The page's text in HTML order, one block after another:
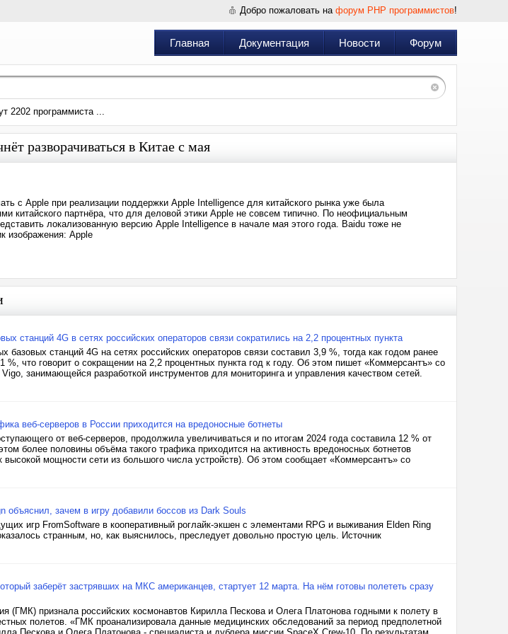
Добро пожаловать на форум PHP программистов!
Главная Документация Новости Форум
2202 программиста ...
разворачиваться в Китае с мая
с Apple при реализации поддержки Apple Intelligence для китайского рынка уже была
китайского партнёра, что для деловой этики Apple не совсем типично. По неофициальным
локализованную версию Apple Intelligence в начале мая этого года. Baidu тоже не
изображения: Apple
станций 4G в сетях российских операторов связи сократились на 2,2 процентных пункта
базовых станций 4G на сетях российских операторов связи составил 3,9 %, тогда как годом ранее
%, что говорит о сокращении на 2,2 процентных пункта год к году. Об этом пишет «Коммерсантъ» со
занимающейся разработкой инструментов для мониторинга и управления качеством сетей.
веб-серверов в России приходится на вредоносные ботнеты
от веб-серверов, продолжила увеличиваться и по итогам 2024 года составила 12 % от
более половины объёма такого трафика приходится на активность вредоносных ботнетов
высокой мощности сети из большого числа устройств). Об этом сообщает «Коммерсантъ» со
объяснил, зачем в игру добавили боссов из Dark Souls
игр FromSoftware в кооперативный роглайк-экшен с элементами RPG и выживания Elden Ring
странным, но, как выяснилось, преследует довольно простую цель. Источник
заберёт застрявших на МКС американцев, стартует 12 марта. На нём готовы полететь сразу
(ГМК) признала российских космонавтов Кирилла Пескова и Олега Платонова годными к полету в
полетов. «ГМК проанализировала данные медицинских обследований за период предполетной